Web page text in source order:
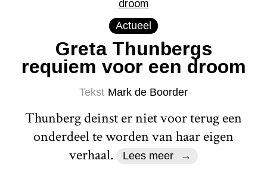
Actueel
Greta Thunbergs
requiem voor een droom
Tekst Mark de Boorder
Thunberg deinst er niet voor terug een
onderdeel te worden van haar eigen
verhaal.
Lees meer